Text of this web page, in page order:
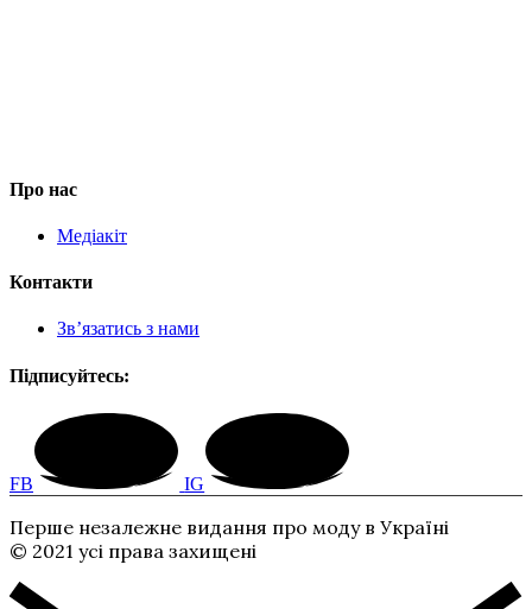
Про нас
Медіакіт
Контакти
Зв’язатись з нами
Підписуйтесь:
FB IG
Перше незалежне видання про моду в Україні
© 2021 усі права захищені